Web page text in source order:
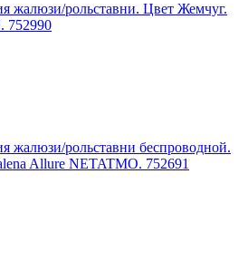
жалюзи/рольставни. Цвет Жемчуг.
752990
жалюзи/рольставни беспроводной.
Allure NETATMO. 752691